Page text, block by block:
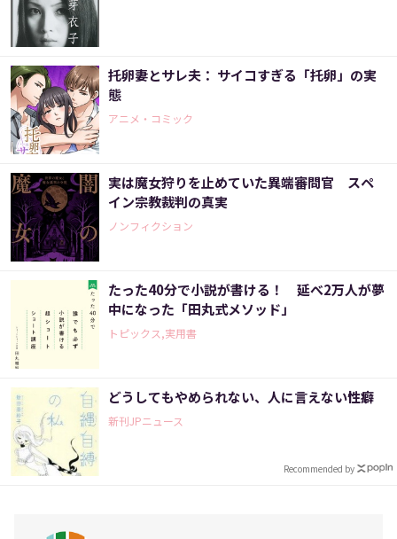
托卵妻とサレ夫： サイコすぎる「托卵」の実
態
アニメ・コミック
実は魔女狩りを止めていた異端審問官 スペ
イン宗教裁判の真実
ノンフィクション
たった40分で小説が書ける！ 延べ2万人が夢
中になった「田丸式メソッド」
トピックス,実用書
どうしてもやめられない、人に言えない性癖
新刊JPニュース
Recommended by